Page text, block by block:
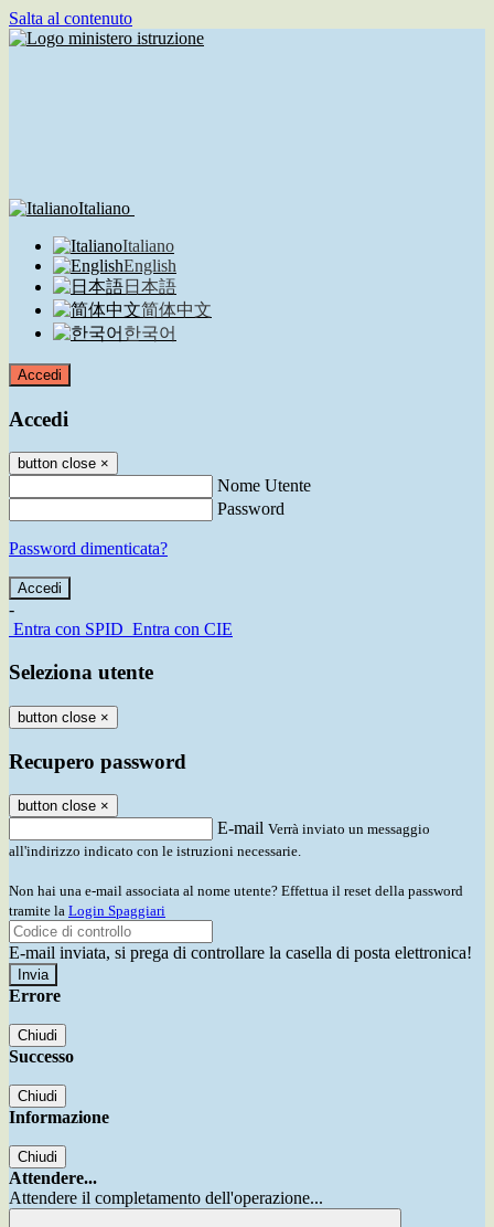
Salta al contenuto
Italiano
Italiano
English
日本語
简体中文
한국어
Accedi
Accedi
button close ×
Nome Utente
Password
Password dimenticata?
-
Entra con SPID Entra con CIE
Seleziona utente
button close ×
Recupero password
button close ×
E-mail Verrà inviato un messaggio
all'indirizzo indicato con le istruzioni necessarie.
Non hai una e-mail associata al nome utente? Effettua il reset della password
tramite la Login Spaggiari
E-mail inviata, si prega di controllare la casella di posta elettronica!
Errore
Chiudi
Successo
Chiudi
Informazione
Chiudi
Attendere...
Attendere il completamento dell'operazione...